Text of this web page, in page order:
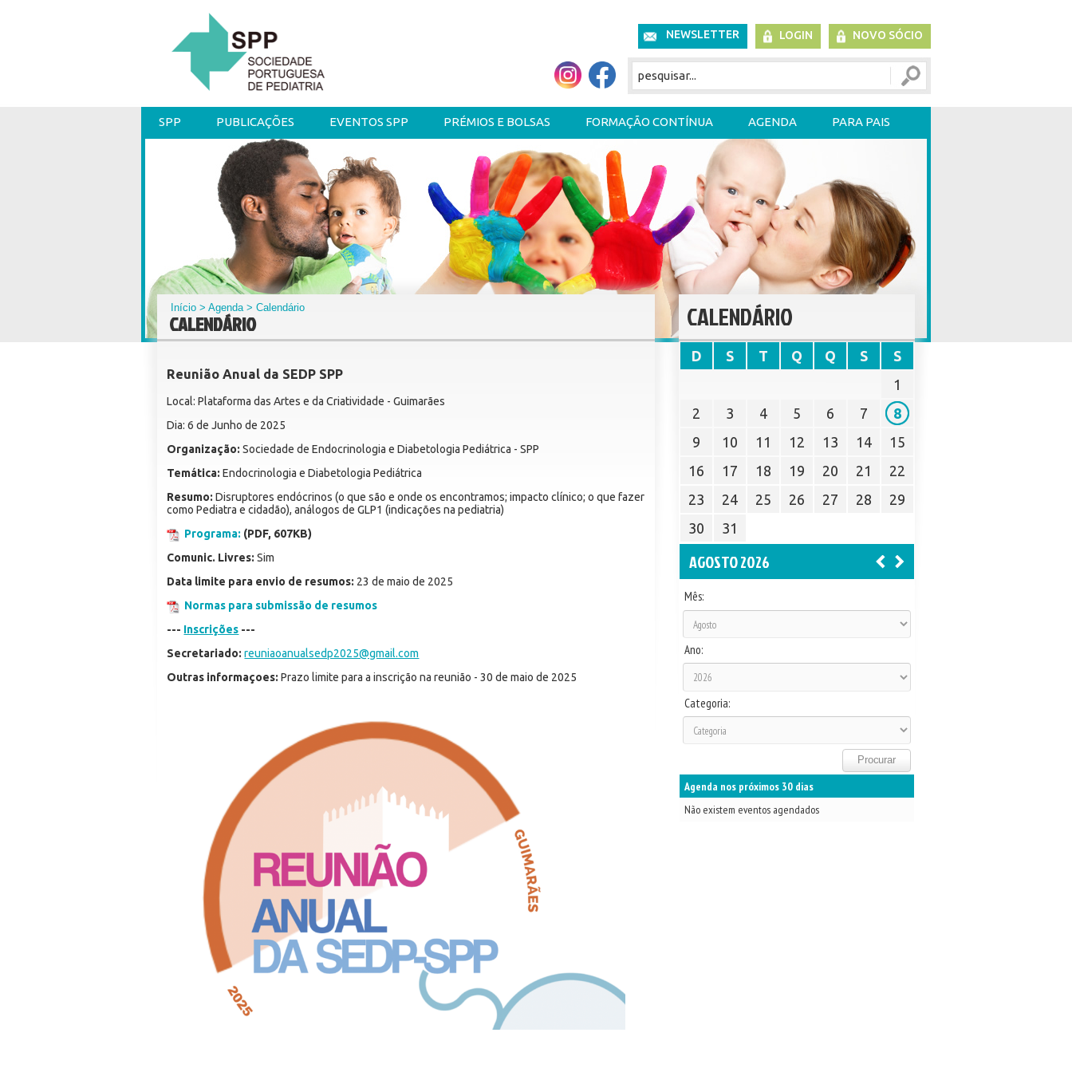
NEWSLETTER LOGIN NOVO SÓCIO
SPP PUBLICAÇÕES EVENTOS SPP PRÉMIOS E BOLSAS FORMAÇÃO CONTÍNUA AGENDA PARA PAIS
Início >Agenda> Calendário
CALENDÁRIO
Reunião Anual da SEDP SPP
Local: Plataforma das Artes e da Criatividade - Guimarães
Dia: 6 de Junho de 2025
Organização: Sociedade de Endocrinologia e Diabetologia Pediátrica - SPP
Temática: Endocrinologia e Diabetologia Pediátrica
Resumo: Disruptores endócrinos (o que são e onde os encontramos; impacto clínico; o que fazer
como Pediatra e cidadão), análogos de GLP1 (indicações na pediatria)
Programa: (PDF, 607KB)
Comunic. Livres:Sim
Data limite para envio de resumos: 23 de maio de 2025
Normas para submissão de resumos
--- Inscrições ---
Secretariado:reuniaoanualsedp2025@gmail.com
Outras informaçoes:Prazo limite para a inscrição na reunião - 30 de maio de 2025
CALENDÁRIO
D S T Q Q S
S
1
2
3 4 5 6 7
8
9
10 11 12 13 14
15
16
17 18 19 20 21
22
23
24 25 26 27 28
29
30
31
AGOSTO 2026
Mês:
Ano:
Categoria:
Agenda nos próximos 30 dias
Não existem eventos agendados